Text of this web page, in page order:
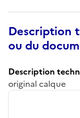
Description
ou du
Description
original calque